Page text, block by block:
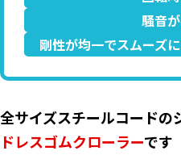
騒音
剛性が均一でスムーズ
全サイズスチールコードの
ドレスゴムクローラーです